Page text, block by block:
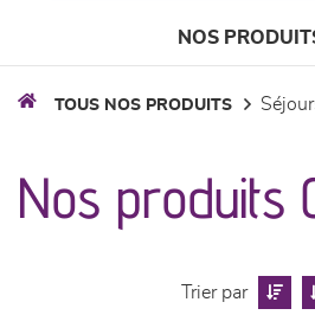
NOS
séjours
meubles de complément
TOUS NOS PRODUITS
Nos produits
Trier par